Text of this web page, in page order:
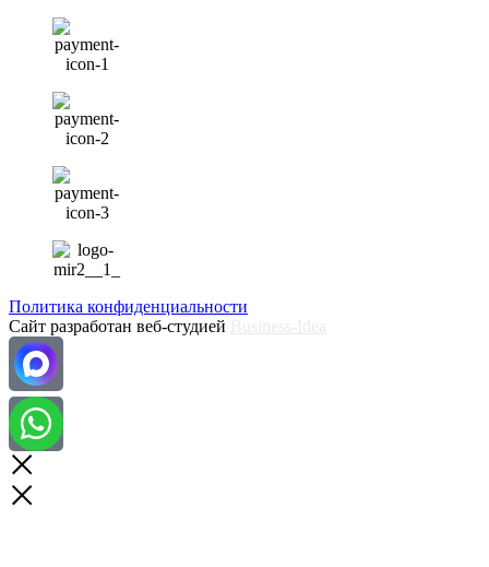
Политика конфиденциальности
Сайт разработан веб-студией